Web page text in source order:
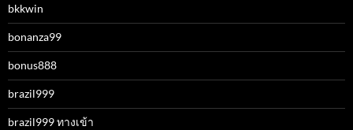
bkkwin
bonanza99
bonus888
brazil999
brazil999 ทางเข้า